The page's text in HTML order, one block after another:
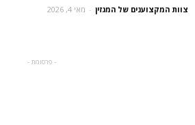
צוות המקצוענים של המגזין - מאי 4, 2026
- פרסומת -